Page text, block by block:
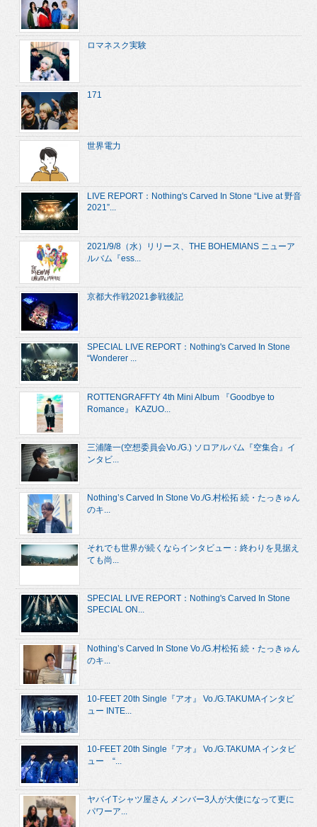
ロマネスク実験
171
世界電力
LIVE REPORT：Nothing's Carved In Stone “Live at 野音
2021”...
2021/9/8（水）リリース、THE BOHEMIANS ニューア
ルバム『ess...
京都大作戦2021参戦後記
SPECIAL LIVE REPORT：Nothing's Carved In Stone
“Wonderer ...
ROTTENGRAFFTY 4th Mini Album 『Goodbye to
Romance』 KAZUO...
三浦隆一(空想委員会Vo./G.) ソロアルバム『空集合』イ
ンタビ...
Nothing’s Carved In Stone Vo./G.村松拓 続・たっきゅん
のキ...
それでも世界が続くならインタビュー：終わりを見据え
ても尚...
SPECIAL LIVE REPORT：Nothing's Carved In Stone
SPECIAL ON...
Nothing’s Carved In Stone Vo./G.村松拓 続・たっきゅん
のキ...
10-FEET 20th Single『アオ』 Vo./G.TAKUMAインタビ
ュー INTE...
10-FEET 20th Single『アオ』 Vo./G.TAKUMA インタビ
ュー “...
ヤバイTシャツ屋さん メンバー3人が大使になって更に
パワーア...